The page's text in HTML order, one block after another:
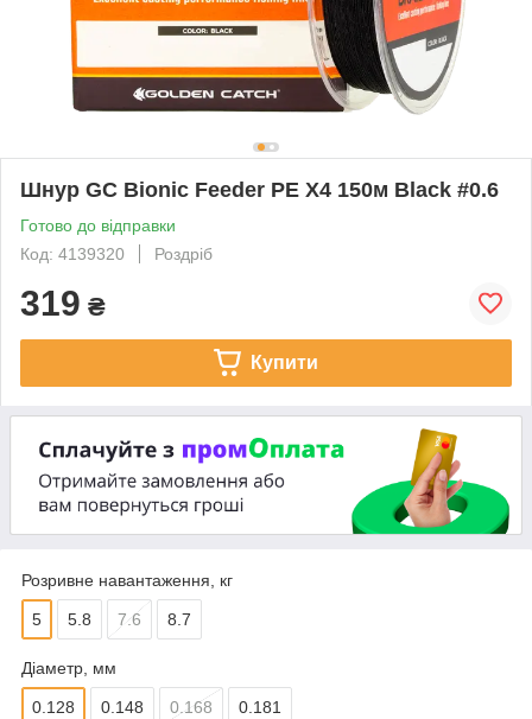
Шнур GC Bionic Feeder PE X4 150м Black #0.6
Готово до відправки
Код: 4139320
Роздріб
319 ₴
Купити
Розривне навантаження, кг
5 5.8 7.6 8.7
Діаметр, мм
0.128 0.148 0.168 0.181